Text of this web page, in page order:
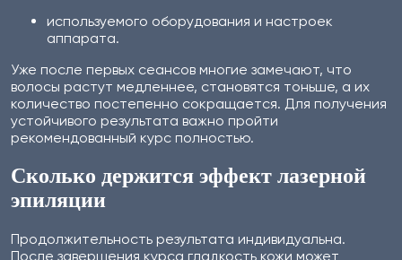
используемого оборудования и настроек
аппарата.
Уже после первых сеансов многие замечают, что
волосы растут медленнее, становятся тоньше, а их
количество постепенно сокращается. Для получения
устойчивого результата важно пройти
рекомендованный курс полностью.
Сколько держится эффект лазерной
эпиляции
Продолжительность результата индивидуальна.
После завершения курса гладкость кожи может